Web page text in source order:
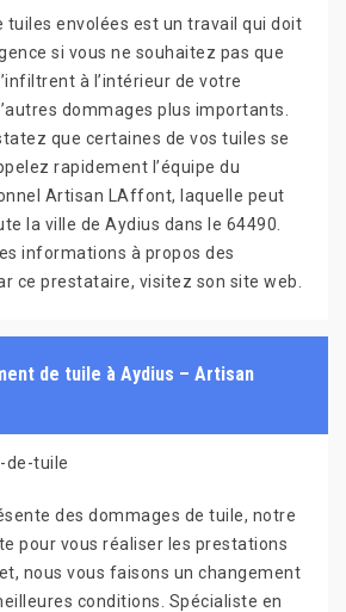
tuiles envolées est un travail qui doit
si vous ne souhaitez pas que
à l’intérieur de votre
dommages plus importants.
que certaines de vos tuiles se
rapidement l’équipe du
Artisan LAffont, laquelle peut
la ville de Aydius dans le 64490.
informations à propos des
ce prestataire, visitez son site web.
de tuile à Aydius – Artisan
des dommages de tuile, notre
pour vous réaliser les prestations
nous vous faisons un changement
conditions. Spécialiste en